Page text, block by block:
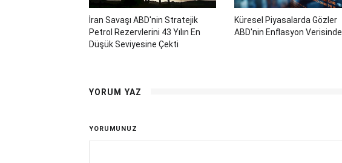
İran Savaşı ABD'nin Stratejik
Petrol Rezervlerini 43 Yılın En
Düşük Seviyesine Çekti
Küresel Piyasalarda Gözler
ABD'nin Enflasyon Verisinde
YORUM YAZ
YORUMUNUZ